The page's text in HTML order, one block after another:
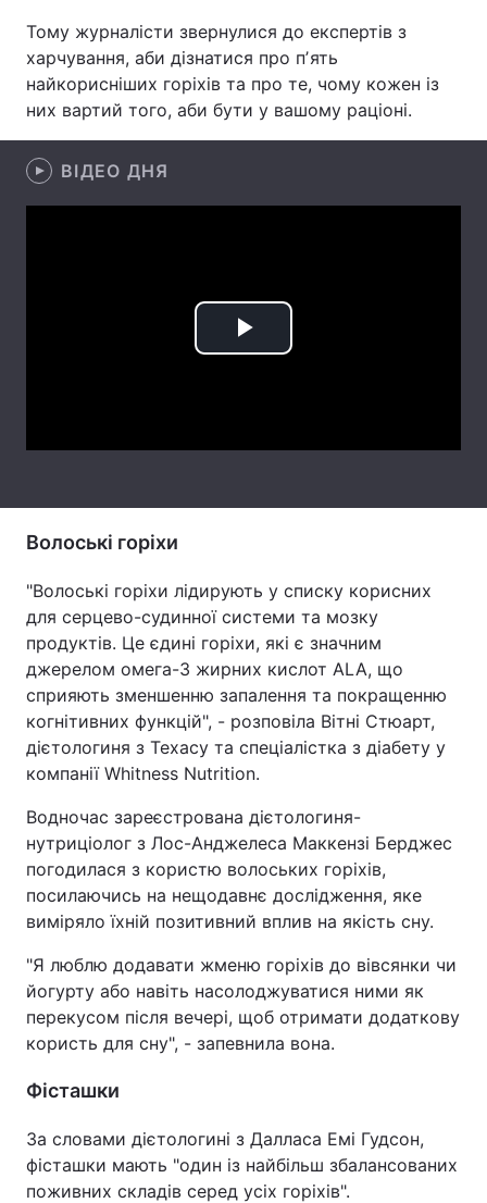
Здоров'я Туризм
Цікавинки Погода
Думки
Вакансії
Послуги
Тема оформлення
Тому журналісти звернулися до експертів з
харчування, аби дізнатися про пʼять
найкорисніших горіхів та про те, чому кожен із
них вартий того, аби бути у вашому раціоні.
ВІДЕО ДНЯ
Play
Волоські горіхи
"Волоські горіхи лідирують у списку корисних
для серцево-судинної системи та мозку
продуктів. Це єдині горіхи, які є значним
джерелом омега-3 жирних кислот ALA, що
сприяють зменшенню запалення та покращенню
когнітивних функцій", - розповіла Вітні Стюарт,
дієтологиня з Техасу та спеціалістка з діабету у
компанії Whitness Nutrition.
Водночас зареєстрована дієтологиня-
нутриціолог з Лос-Анджелеса Маккензі Берджес
погодилася з користю волоських горіхів,
посилаючись на нещодавнє дослідження, яке
виміряло їхній позитивний вплив на якість сну.
"Я люблю додавати жменю горіхів до вівсянки чи
йогурту або навіть насолоджуватися ними як
перекусом після вечері, щоб отримати додаткову
користь для сну", - запевнила вона.
Фісташки
За словами дієтологині з Далласа Емі Гудсон,
фісташки мають "один із найбільш збалансованих
поживних складів серед усіх горіхів".